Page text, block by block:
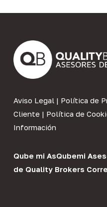
Aviso Legal| Política de
Cliente | Política de
Información
Qube mi AsQubemi
de Quality Brokers